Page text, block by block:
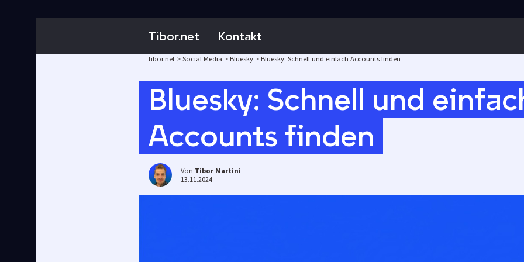
Tibor.net Kontakt
tibor.net > Social Media > Bluesky > Bluesky: Schnell und einfach Accounts finden
Bluesky: Schnell und
Accounts finden
Von Tibor Martini
13.11.2024